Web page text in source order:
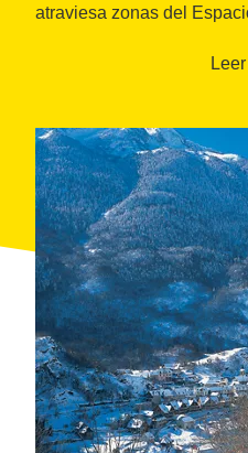
atraviesa zonas del
poblaciones, hace que
para ir albosque de
centenarios de aspecto